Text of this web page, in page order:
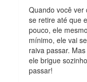
Quando você ver
se retire até que
pouco, ele
mínimo, ele vai
raiva passar.
ele brigue
passar!